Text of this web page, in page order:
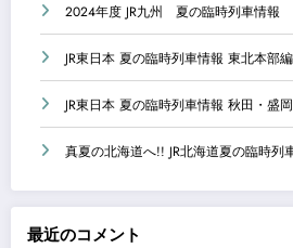
2024年度 JR九州 夏の臨時列車情報
JR東日本 夏の臨時列車情報 東北本部編
JR東日本 夏の臨時列車情報 秋田・盛
真夏の北海道へ!! JR北海道夏の臨時列
最近のコメント